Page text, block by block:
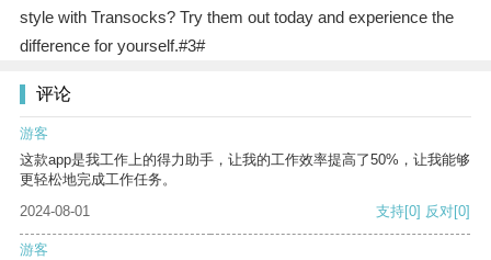
style with Transocks? Try them out today and experience the
difference for yourself.#3#
评论
游客
这款app是我工作上的得力助手，让我的工作效率提高了50%，让我能够
更轻松地完成工作任务。
2024-08-01
支持[0] 反对[0]
游客